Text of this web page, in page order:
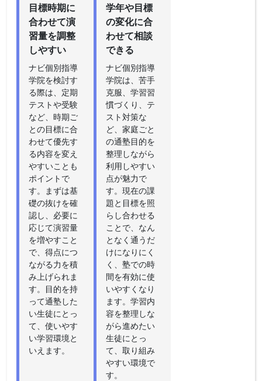
目標時期に
合わせて演
習量を調整
しやすい
ナビ個別指導
学院を検討す
る際は、定期
テストや受験
など、時期ご
との目標に合
わせて優先す
る内容を変え
やすいことも
ポイントで
す。まずは基
礎の抜けを確
認し、必要に
応じて演習量
を増やすこと
で、得点につ
ながる力を積
み上げられま
す。目的を持
って通塾した
い生徒にとっ
て、使いやす
い学習環境と
いえます。
学年や目標
の変化に合
わせて相談
できる
ナビ個別指導
学院は、苦手
克服、学習習
慣づくり、テ
スト対策な
ど、家庭ごと
の通塾目的を
整理しながら
利用しやすい
点が魅力で
す。現在の課
題と目標を照
らし合わせる
ことで、なん
となく通うだ
けになりにく
く、塾での時
間を有効に使
いやすくなり
ます。学習内
容を整理しな
がら進めたい
生徒にとっ
て、取り組み
やすい環境で
す。